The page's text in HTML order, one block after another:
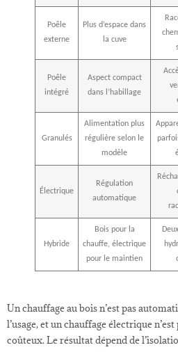
Poêle
externe
Plus d’espace dans
la cuve
Poêle
intégré
Aspect compact
dans l’habillage
Granulés
Alimentation plus
régulière selon le
modèle
Électrique
Régulation
automatique
Hybride
Bois pour la
chauffe, électrique
pour le maintien
Un chauffage au bois n’est pas
l’usage, et un chauffage électrique
coûteux. Le résultat dépend de